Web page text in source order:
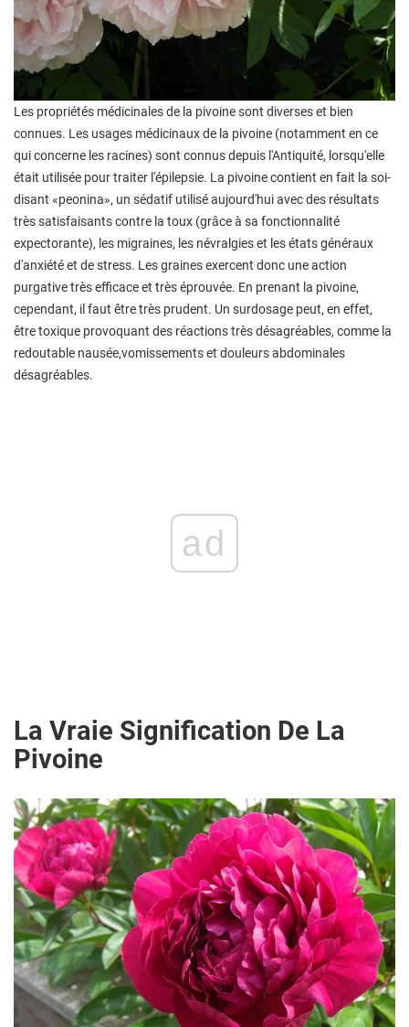
Les propriétés médicinales de la pivoine sont diverses et bien
connues. Les usages médicinaux de la pivoine (notamment en ce
qui concerne les racines) sont connus depuis l'Antiquité, lorsqu'elle
était utilisée pour traiter l'épilepsie. La pivoine contient en fait la soi-
disant «peonina», un sédatif utilisé aujourd'hui avec des résultats
très satisfaisants contre la toux (grâce à sa fonctionnalité
expectorante), les migraines, les névralgies et les états généraux
d'anxiété et de stress. Les graines exercent donc une action
purgative très efficace et très éprouvée. En prenant la pivoine,
cependant, il faut être très prudent. Un surdosage peut, en effet,
être toxique provoquant des réactions très désagréables, comme la
redoutable nausée,vomissements et douleurs abdominales
désagréables.
ad
La Vraie Signification De La
Pivoine